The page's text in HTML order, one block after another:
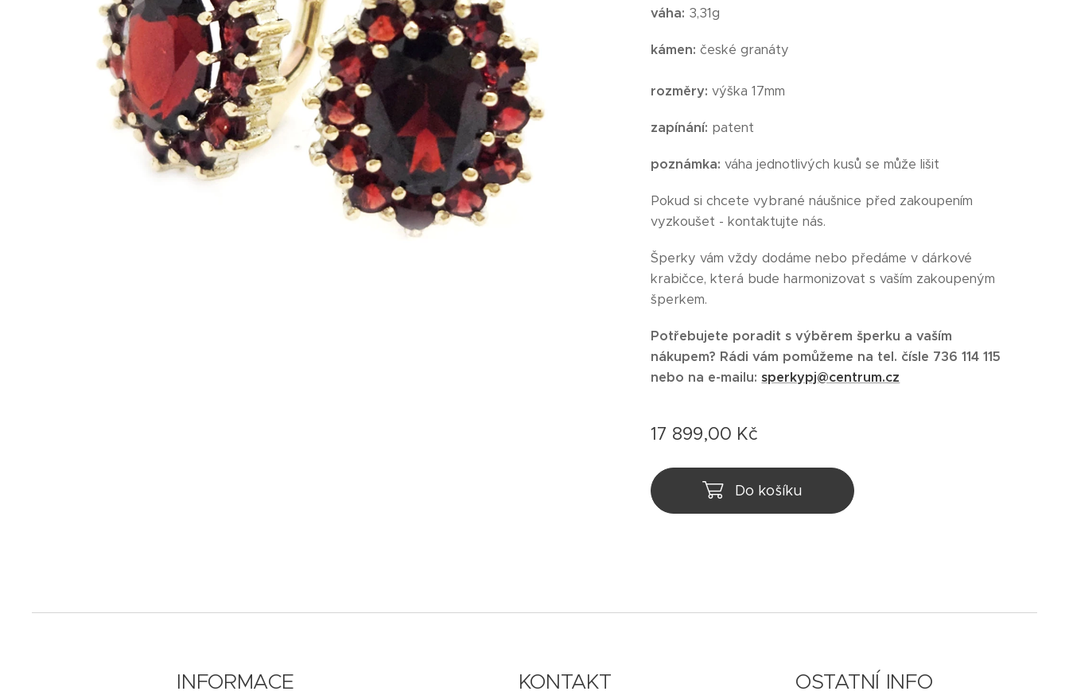
váha: 3,31g
kámen:české granáty
rozměry: výška 17mm
zapínání: patent
poznámka: váha jednotlivých kusů se může lišit
Pokud si chcete vybrané náušnice před zakoupením
vyzkoušet - kontaktujte nás.
Šperky vám vždy dodáme nebo předáme v dárkové
krabičce, která bude harmonizovat s vaším zakoupeným
šperkem.
Potřebujete poradit s výběrem šperku a vaším
nákupem? Rádi vám pomůžeme na tel. čísle 736 114 115
nebo na e-mailu:sperkypj@centrum.cz
17 899,00 Kč
Do košíku
INFORMACE KONTAKT OSTATNÍ INFO